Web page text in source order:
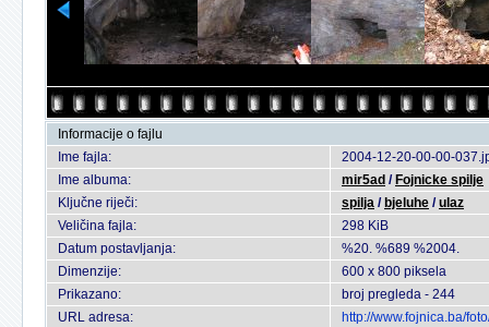
Informacije o fajlu
Ime fajla:
2004-12-20-00-00-
Ime albuma:
mir5ad / Fojnicke spilje
Ključne riječi:
spilja / bjeluhe /ulaz
Veličina fajla:
298 KiB
Datum postavljanja:
%20. %689 %2004.
Dimenzije:
600 x 800 piksela
Prikazano:
broj pregleda - 244
URL adresa:
http://www.fojnica.ba/